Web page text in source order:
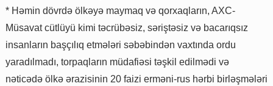
* Həmin dövrdə ölkəyə maymaq və qorxaqların, AXC-
Müsavat cütlüyü kimi təcrübəsiz, səriştəsiz və bacarıqsız
insanların başçılıq etmələri səbəbindən vaxtında ordu
yaradılmadı, torpaqların müdafiəsi təşkil edilmədi və
nəticədə ölkə ərazisinin 20 faizi erməni-rus hərbi birləşmələri